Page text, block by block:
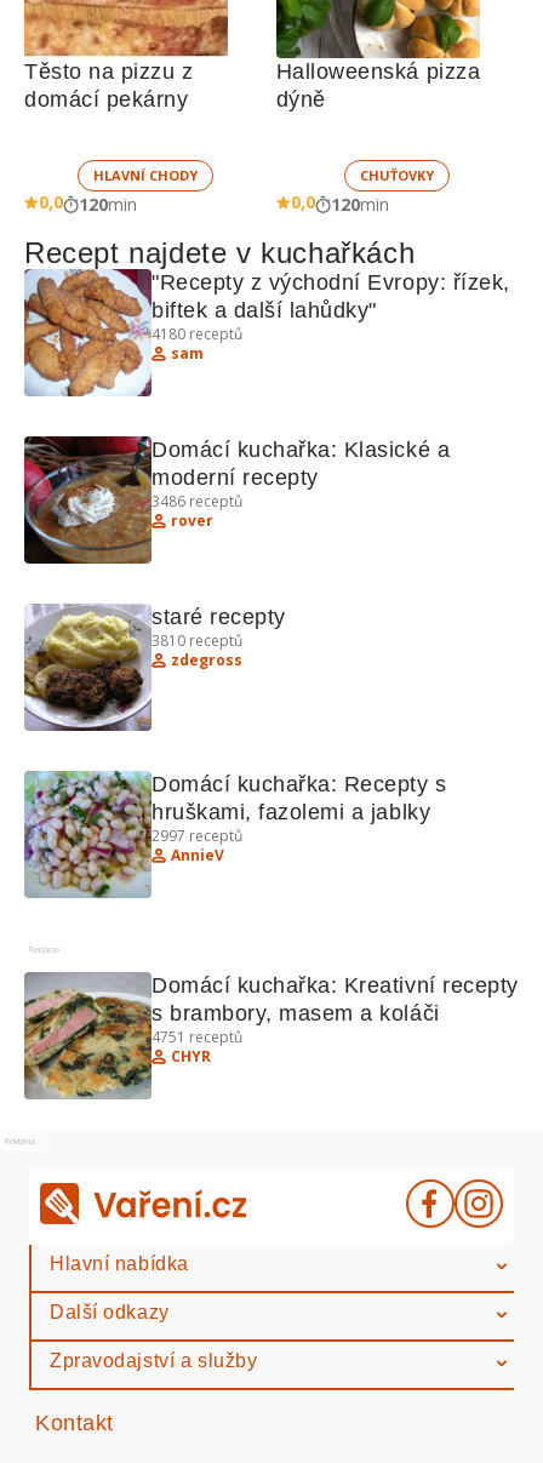
Těsto na pizzu z
domácí pekárny
HLAVNÍ CHODY
0,0 120min
Halloweenská pizza
dýně
CHUŤOVKY
0,0 120min
Recept najdete v kuchařkách
"Recepty z východní Evropy: řízek,
biftek a další lahůdky"
4180 receptů
sam
Domácí kuchařka: Klasické a
moderní recepty
3486 receptů
rover
staré recepty
3810 receptů
zdegross
Domácí kuchařka: Recepty s
hruškami, fazolemi a jablky
2997 receptů
AnnieV
Reklama
Domácí kuchařka: Kreativní recepty
s brambory, masem a koláči
4751 receptů
CHYR
Reklama
Hlavní nabídka
Další odkazy
Zpravodajství a služby
Kontakt